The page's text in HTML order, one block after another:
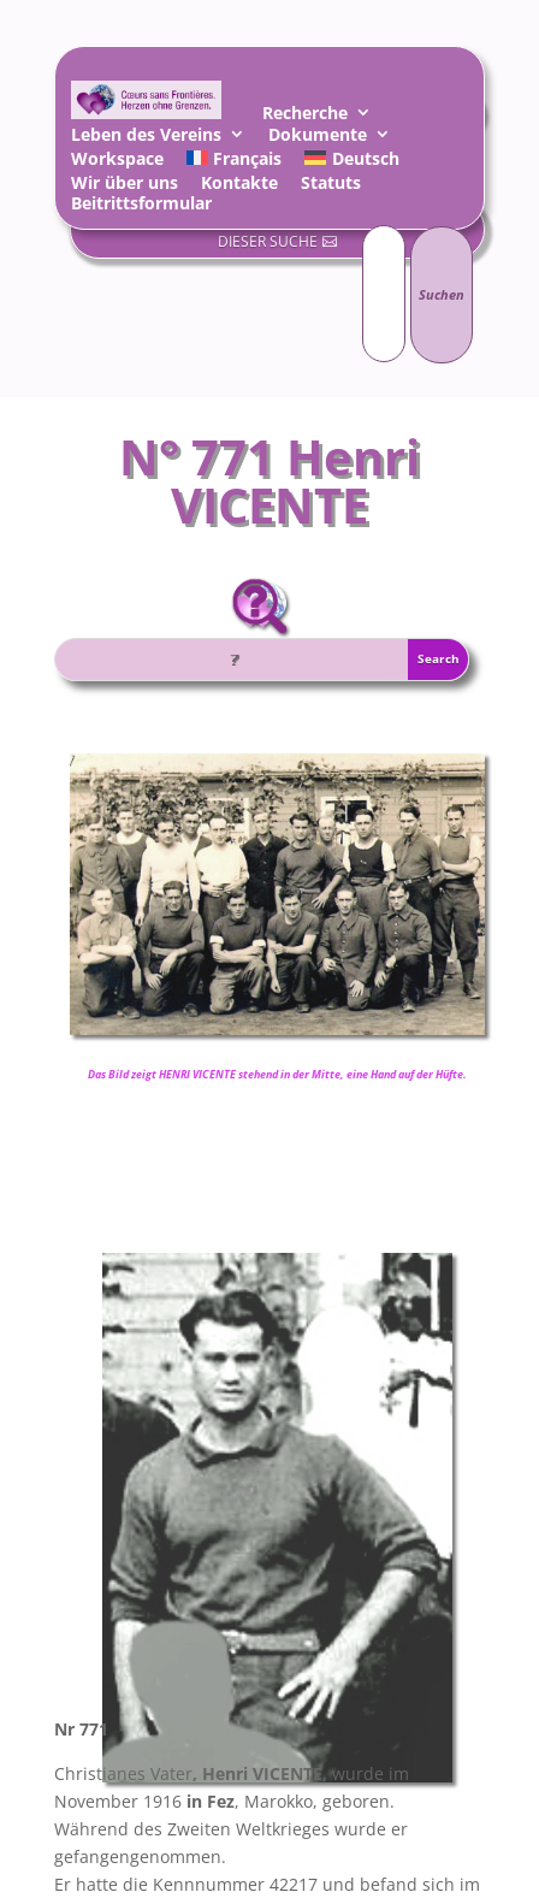
Recherche
Leben des Vereins
Dokumente
Workspace
Français
Deutsch
Wir über uns
Kontakte
Statuts
Beitrittsformular
Suchen
nach:
ZURÜCK ZUM BLOG ÜBER DIE LAUFENDE RECHERCHE
DIESER SUCHE
N° 771 Henri
VICENTE
Das Bild zeigt HENRI VICENTE stehend in der Mitte, eine Hand auf der Hüfte.
Nr 771
Christianes Vater, Henri VICENTE, wurde im
November 1916 in Fez, Marokko, geboren.
Während des Zweiten Weltkrieges wurde er
gefangengenommen.
Er hatte die Kennnummer 42217 und befand sich im